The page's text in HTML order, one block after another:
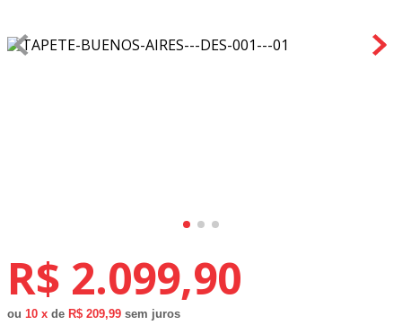
R$ 2.099,90
ou 10 x de R$ 209,99 sem juros
10